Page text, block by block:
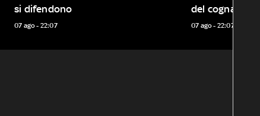
07 ago - 22:07
del cognato
07 ago - 22:07